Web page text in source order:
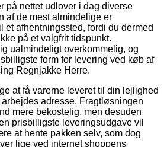
på nettet udlover i dag diverse
af de mest almindelige er
et afhentningssted, fordi du dermed
på et valgfrit tidspunkt.
ualmindeligt overkommelig, og
form for levering ved køb af
Regnjakke Herre.
at få varerne leveret til din lejlighed
adresse. Fragtløsningen
mere bekostelig, men desuden
prisbilligste leveringsudgave vil
at hente pakken selv, som dog
lige ved internet shoppens